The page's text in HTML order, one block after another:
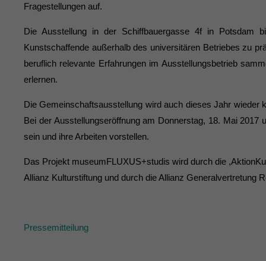
Fragestellungen auf.
Die Ausstellung in der Schiffbauergasse 4f in Potsdam
Kunstschaffende außerhalb des universitären Betriebes zu
beruflich relevante Erfahrungen im Ausstellungsbetrieb
erlernen.
Die Gemeinschaftsausstellung wird auch dieses Jahr
Bei der Ausstellungseröffnung am Donnerstag, 18. Mai
sein und ihre Arbeiten vorstellen.
Das Projekt museumFLUXUS+studis wird durch die
Allianz Kulturstiftung und durch die Allianz Generalvertretung
Pressemitteilung